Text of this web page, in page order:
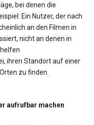
bei denen die
Ein Nutzer, der nach
an den Filmen in
nicht an denen in
ihren Standort auf einer
zu finden.
aufrufbar machen